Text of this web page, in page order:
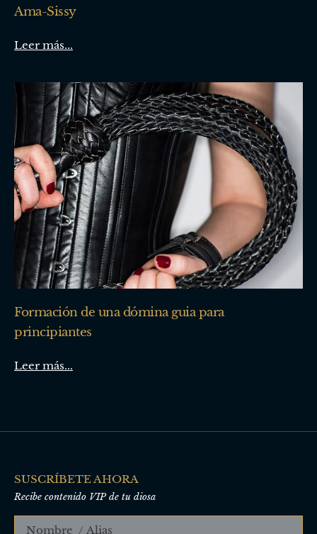
Ama-Sissy
Leer más...
Formación de una dómina guia para
principiantes
Leer más...
SUSCRÍBETE AHORA
Recibe contenido VIP de tu diosa